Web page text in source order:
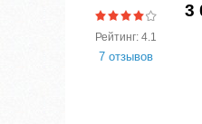
Рейтинг: 4.1
7 отзывов
3